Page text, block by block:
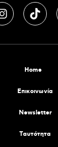
Home
Επικοινωνία
Newsletter
Tαυτότητα